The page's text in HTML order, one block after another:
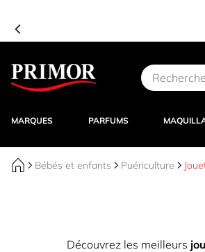
Aller au contenu
MARQUES PARFUMS
Bébés et enfants Puériculture
Découvrez les meilleurs